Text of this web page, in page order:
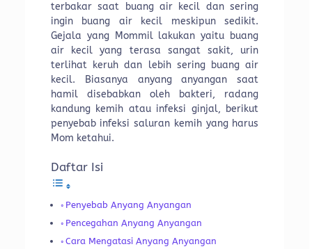
terbakar saat buang air kecil dan sering
ingin buang air kecil meskipun sedikit.
Gejala yang Mommil lakukan yaitu buang
air kecil yang terasa sangat sakit, urin
terlihat keruh dan lebih sering buang air
kecil. Biasanya anyang anyangan saat
hamil disebabkan oleh bakteri, radang
kandung kemih atau infeksi ginjal, berikut
penyebab infeksi saluran kemih yang harus
Mom ketahui.
Daftar Isi
Penyebab Anyang Anyangan
Pencegahan Anyang Anyangan
Cara Mengatasi Anyang Anyangan